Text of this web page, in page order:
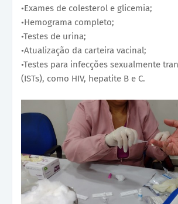
•Exames de colesterol e glicemia;
•Hemograma completo;
•Testes de urina;
•Atualização da carteira vacinal;
•Testes para infecções sexualmente
(ISTs), como HIV, hepatite B e C.